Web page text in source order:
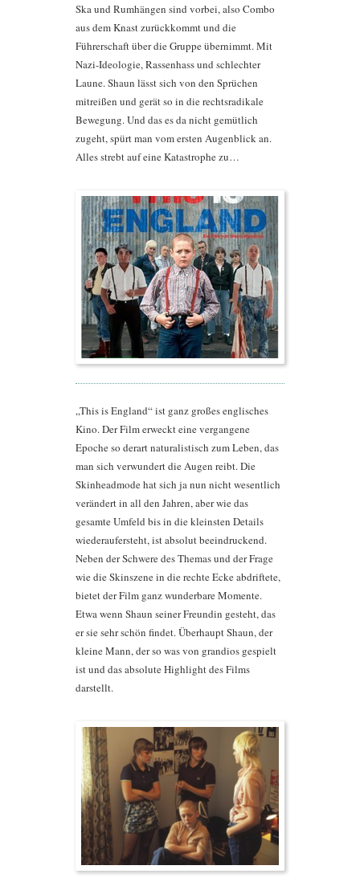
Ska und Rumhängen sind vorbei, also Combo
aus dem Knast zurückkommt und die
Führerschaft über die Gruppe übernimmt. Mit
Nazi-Ideologie, Rassenhass und schlechter
Laune. Shaun lässt sich von den Sprüchen
mitreißen und gerät so in die rechtsradikale
Bewegung. Und das es da nicht gemütlich
zugeht, spürt man vom ersten Augenblick an.
Alles strebt auf eine Katastrophe zu…
„This is England“ ist ganz großes englisches
Kino. Der Film erweckt eine vergangene
Epoche so derart naturalistisch zum Leben, das
man sich verwundert die Augen reibt. Die
Skinheadmode hat sich ja nun nicht wesentlich
verändert in all den Jahren, aber wie das
gesamte Umfeld bis in die kleinsten Details
wiederaufersteht, ist absolut beeindruckend.
Neben der Schwere des Themas und der Frage
wie die Skinszene in die rechte Ecke abdriftete,
bietet der Film ganz wunderbare Momente.
Etwa wenn Shaun seiner Freundin gesteht, das
er sie sehr schön findet. Überhaupt Shaun, der
kleine Mann, der so was von grandios gespielt
ist und das absolute Highlight des Films
darstellt.